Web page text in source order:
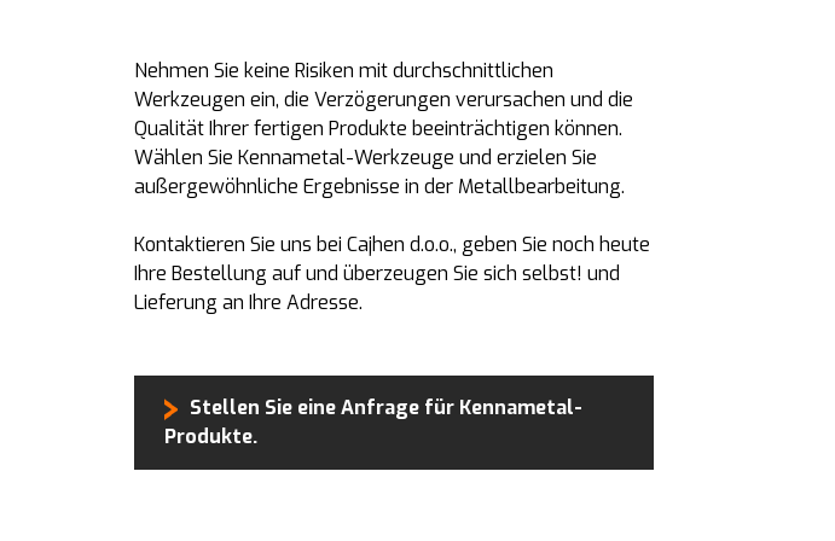
Nehmen Sie keine Risiken mit durchschnittlichen
Werkzeugen ein, die Verzögerungen verursachen und die
Qualität Ihrer fertigen Produkte beeinträchtigen können.
Wählen Sie Kennametal-Werkzeuge und erzielen Sie
außergewöhnliche Ergebnisse in der Metallbearbeitung.
Kontaktieren Sie uns bei Cajhen d.o.o., geben Sie noch heute
Ihre Bestellung auf und überzeugen Sie sich selbst! und
Lieferung an Ihre Adresse.
Stellen Sie eine Anfrage für Kennametal-
Produkte.